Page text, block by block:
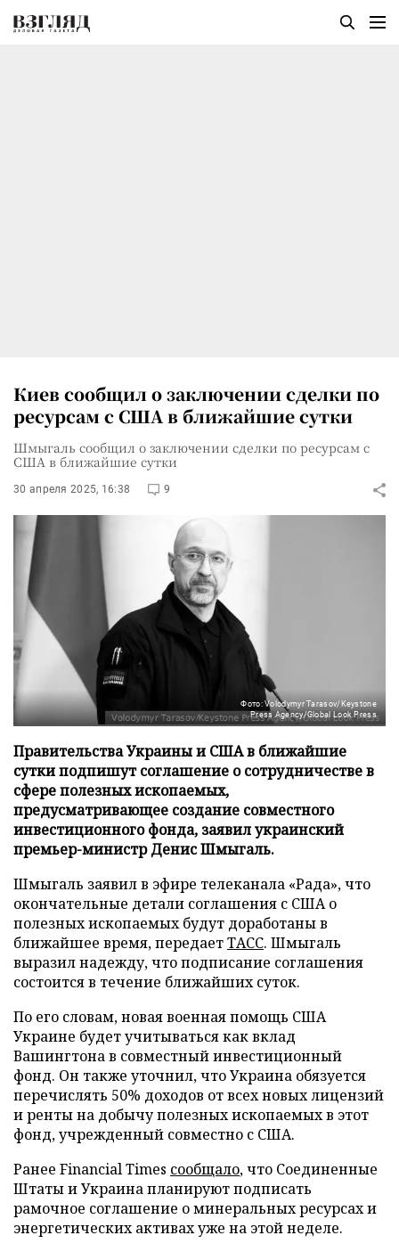
Киев сообщил о заключении сделки по
ресурсам с США в ближайшие сутки
Шмыгаль сообщил о заключении сделки по ресурсам с
США в ближайшие сутки
30 апреля 2025, 16:38 9
Фото: Volodymyr Tarasov/Keystone
Press Agency/Global Look Press
Правительства Украины и США в ближайшие
сутки подпишут соглашение о сотрудничестве в
сфере полезных ископаемых,
предусматривающее создание совместного
инвестиционного фонда, заявил украинский
премьер-министр Денис Шмыгаль.
Шмыгаль заявил в эфире телеканала «Рада», что
окончательные детали соглашения с США о
полезных ископаемых будут доработаны в
ближайшее время, передаетТАСС. Шмыгаль
выразил надежду, что подписание соглашения
состоится в течение ближайших суток.
По его словам, новая военная помощь США
Украине будет учитываться как вклад
Вашингтона в совместный инвестиционный
фонд. Он также уточнил, что Украина обязуется
перечислять 50% доходов от всех новых лицензий
и ренты на добычу полезных ископаемых в этот
фонд, учрежденный совместно с США.
Ранее Financial Times сообщало, что Соединенные
Штаты и Украина планируют подписать
рамочное соглашение о минеральных ресурсах и
энергетических активах уже на этой неделе.